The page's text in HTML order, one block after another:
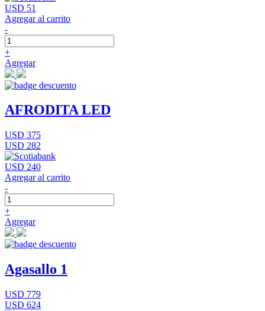
USD 51
Agregar al carrito
-
+
Agregar
AFRODITA LED
USD 375
USD 282
USD 240
Agregar al carrito
-
+
Agregar
Agasallo 1
USD 779
USD 624